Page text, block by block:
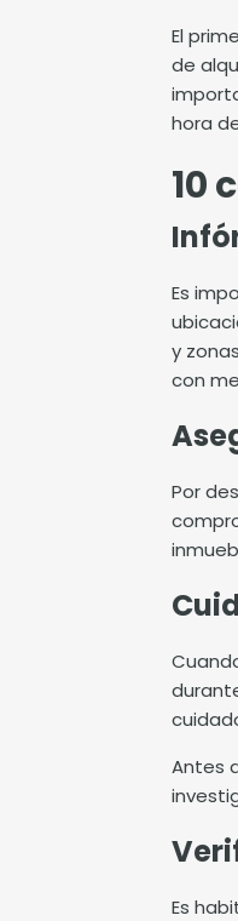
El
de
hora
10
Es
y
con
Por
Antes
Es